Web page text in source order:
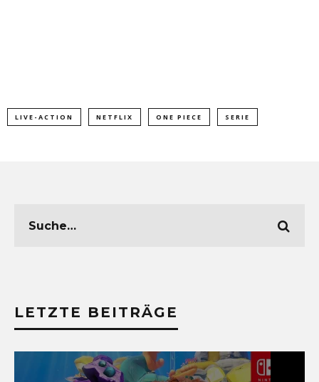
LIVE-ACTION NETFLIX ONE PIECE SERIE
LETZTE BEITRÄGE